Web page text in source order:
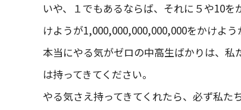
いや、１でもあるならば、それに５や10
けようが1,000,000,000,000,000をかけよう
本当にやる気がゼロの中高生ばかりは、
は持ってきてください。
やる気さえ持ってきてくれたら、必ず私た